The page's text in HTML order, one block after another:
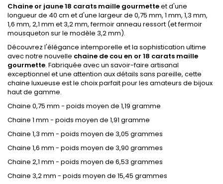
Chaine or jaune 18 carats maille gourmetteet d'une
longueur de 40 cm et d'une largeur de 0,75 mm, 1 mm, 1,3 mm,
1,6 mm, 2,1 mm et 3,2 mm, fermoir anneau ressort (et fermoir
mousqueton sur le modèle 3,2 mm).
Découvrez l'élégance intemporelle et la sophistication ultime
avec notre nouvelle chaine de cou en or 18 carats maille
gourmette. Fabriquée avec un savoir-faire artisanal
exceptionnel et une attention aux détails sans pareille, cette
chaine luxueuse est le choix parfait pour les amateurs de bijoux
haut de gamme.
Chaine 0,75 mm - poids moyen de 1,19 gramme
Chaine 1 mm - poids moyen de 1,91 gramme
Chaine 1,3 mm - poids moyen de 3,05 grammes
Chaine 1,6 mm - poids moyen de 3,90 grammes
Chaine 2,1 mm - poids moyen de 6,53 grammes
Chaine 3,2 mm - poids moyen de 15,45 grammes